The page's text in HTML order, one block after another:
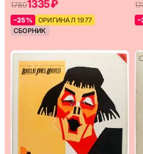
17801335 ₽
–25%
ОРИГИНАЛ 1977
СБОРНИК